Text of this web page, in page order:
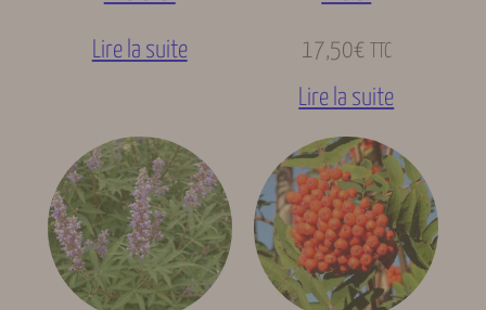
Lire la suite 17,50€ TTC
Lire la suite